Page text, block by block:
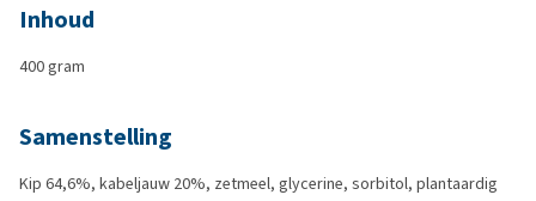
Inhoud
400 gram
Samenstelling
Kip 64,6%, kabeljauw 20%, zetmeel, glycerine, sorbitol, plantaardig